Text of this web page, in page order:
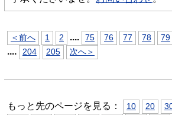
＜前へ 1 2 .... 75 76 77 78 79
.... 204 205 次へ＞
もっと先のページを見る： 10 20